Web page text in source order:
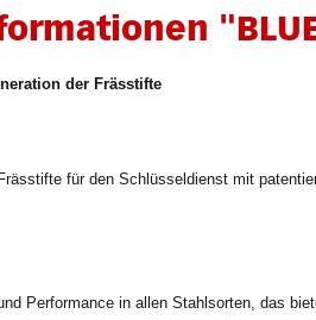
der Frässtifte
für den Schlüsseldienst mit
Performance in allen Stahlsorten, das